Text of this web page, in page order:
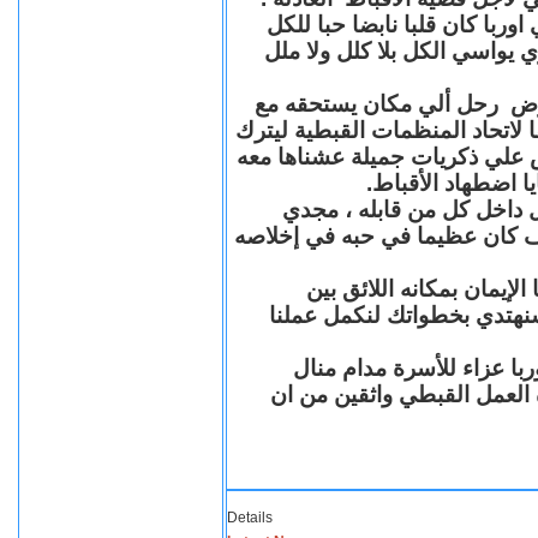
كان قلبا نابضا حبا للكل
يواسي الكل بلا كلل ولا ملل
رحل ألي مكان يستحقه مع
المنظمات القبطية ليترك
علي ذكريات جميلة عشناها معه
اضطهاد الأقباط.
داخل كل من قابله ، مجدي
عظيما في حبه في إخلاصه
بمكانه اللائق بين
بخطواتك لنكمل عملنا
عزاء للأسرة مدام منال
العمل القبطي واثقين من ان
Details